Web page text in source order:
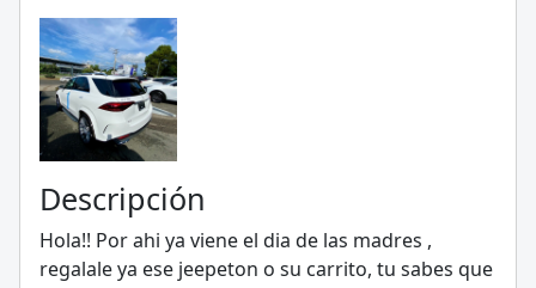
Descripción
Hola!! Por ahi ya viene el dia de las madres ,
regalale ya ese jeepeton o su carrito, tu sabes que